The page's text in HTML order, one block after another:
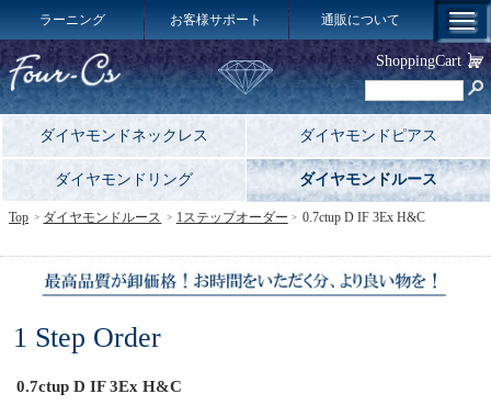
ラーニング お客様サポート 通販について
ダイヤモンドネックレス ダイヤモンドピアス
ダイヤモンドリング ダイヤモンドルース
1 Step Order
0.7ctup D IF 3Ex H&C
Top ダイヤモンドルース 1ステップオーダー 0.7ctup D IF 3Ex H&C
ShoppingCart